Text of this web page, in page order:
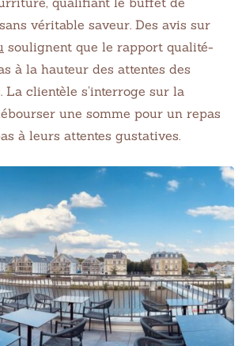
sans véritable saveur. Des avis sur
soulignent que le rapport qualité-
à la hauteur des attentes des
La clientèle s’interroge sur la
une somme pour un repas
à leurs attentes gustatives.